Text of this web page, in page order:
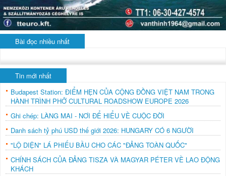
Bài đọc nhiều nhất
Tin mới nhất
Budapest Station: ĐIỂM HẸN CỦA CỘNG ĐỒNG VIỆT NAM TRONG
HÀNH TRÌNH PHỞ CULTURAL ROADSHOW EUROPE 2026
Ghi chép: LÀNG MAI - NƠI ĐỂ HIỂU VỀ CUỘC ĐỜI
Danh sách tỷ phú USD thế giới 2026: HUNGARY CÓ 6 NGƯỜI
"LỘ DIỆN" LÁ PHIẾU BẦU CHO CÁC "ĐẢNG TOÀN QUỐC"
CHÍNH SÁCH CỦA ĐẢNG TISZA VÀ MAGYAR PÉTER VỀ LAO ĐỘNG
KHÁCH